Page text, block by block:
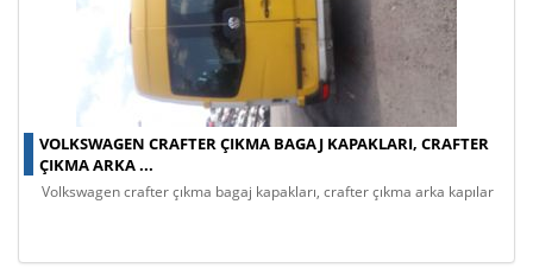
VOLKSWAGEN CRAFTER ÇIKMA BAGAJ KAPAKLARI, CRAFTER
ÇIKMA ARKA ...
volkswagen crafter çıkma bagaj kapakları, crafter çıkma arka kapılar